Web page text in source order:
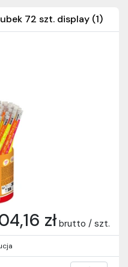
72 szt. display (1)
złbrutto / szt.